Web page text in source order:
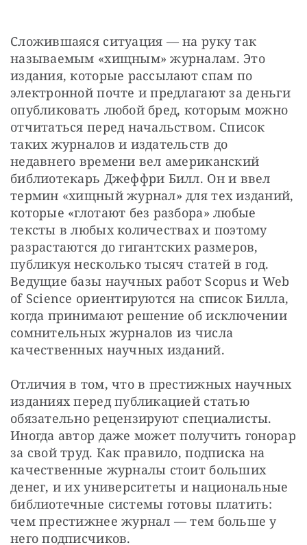
Сложившаяся ситуация — на руку так
называемым «хищным» журналам. Это
издания, которые рассылают спам по
электронной почте и предлагают за деньги
опубликовать любой бред, которым можно
отчитаться перед начальством. Список
таких журналов и издательств до
недавнего времени вел американский
библиотекарь Джеффри Билл. Он и ввел
термин «хищный журнал» для тех изданий,
которые «глотают без разбора» любые
тексты в любых количествах и поэтому
разрастаются до гигантских размеров,
публикуя несколько тысяч статей в год.
Ведущие базы научных работ Scopus и Web
of Science ориентируются на список Билла,
когда принимают решение об исключении
сомнительных журналов из числа
качественных научных изданий.
Отличия в том, что в престижных научных
изданиях перед публикацией статью
обязательно рецензируют специалисты.
Иногда автор даже может получить гонорар
за свой труд. Как правило, подписка на
качественные журналы стоит больших
денег, и их университеты и национальные
библиотечные системы готовы платить:
чем престижнее журнал — тем больше у
него подписчиков.